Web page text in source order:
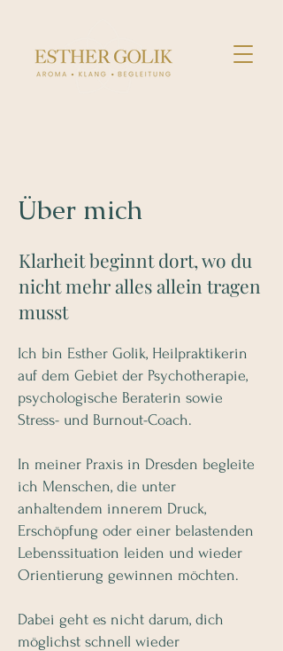
Über mich
Klarheit beginnt dort, wo du
nicht mehr alles allein tragen
musst
Ich bin Esther Golik, Heilpraktikerin
auf dem Gebiet der Psychotherapie,
psychologische Beraterin sowie
Stress- und Burnout-Coach.
In meiner Praxis in Dresden begleite
ich Menschen, die unter
anhaltendem innerem Druck,
Erschöpfung oder einer belastenden
Lebenssituation leiden und wieder
Orientierung gewinnen möchten.
Dabei geht es nicht darum, dich
möglichst schnell wieder